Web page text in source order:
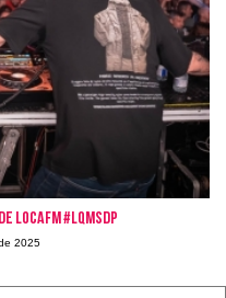
#LQMSDP
2025